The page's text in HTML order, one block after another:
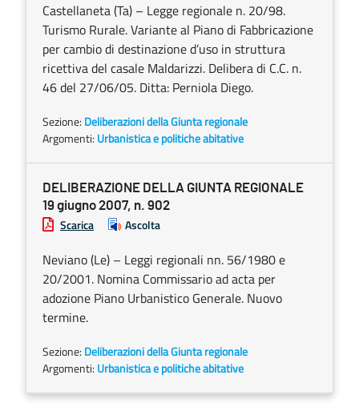
Castellaneta (Ta) – Legge regionale n. 20/98.
Turismo Rurale. Variante al Piano di Fabbricazione
per cambio di destinazione d’uso in struttura
ricettiva del casale Maldarizzi. Delibera di C.C. n.
46 del 27/06/05. Ditta: Perniola Diego.
Sezione: Deliberazioni della Giunta regionale
Argomenti: Urbanistica e politiche abitative
DELIBERAZIONE DELLA GIUNTA REGIONALE
19 giugno 2007, n. 902
Scarica Ascolta
Neviano (Le) – Leggi regionali nn. 56/1980 e
20/2001. Nomina Commissario ad acta per
adozione Piano Urbanistico Generale. Nuovo
termine.
Sezione: Deliberazioni della Giunta regionale
Argomenti: Urbanistica e politiche abitative